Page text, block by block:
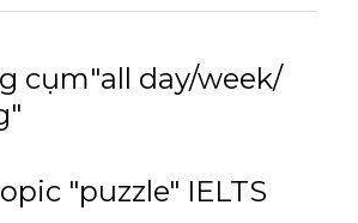
cụm"all day​/​week​/​
"puzzle" IELTS